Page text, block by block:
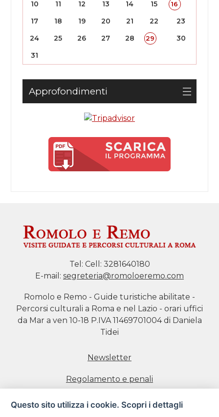
10
11 12 13 14 15 16
17 18 19 20 21 22
23
24
25 26 27 28 29
30
31
Approfondimenti
Tel: Cell: 3281640180
E-mail: segreteria@romoloeremo.com
Romolo e Remo - Guide turistiche abilitate -
Percorsi culturali a Roma e nel Lazio - orari uffici
da Mar a ven 10-18 P.IVA 11469701004 di Daniela
Tidei
Newsletter
Regolamento e penali
Prenotazione visite
Questo sito utilizza i cookie. Scopri i dettagli